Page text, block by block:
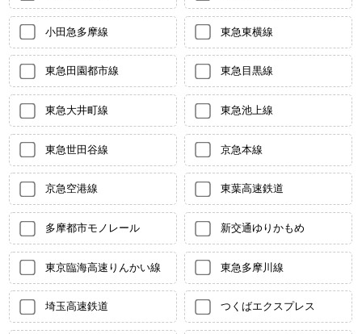
小田急多摩線 東急東横線
東急田園都市線 東急目黒線
東急大井町線 東急池上線
東急世田谷線 京急本線
京急空港線 東葉高速鉄道
多摩都市モノレール 新交通ゆりかもめ
東京臨海高速りんかい線 東急多摩川線
埼玉高速鉄道 つくばエクスプレス